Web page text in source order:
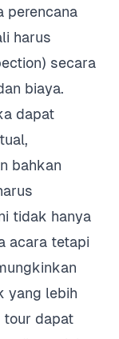
perencana
harus
secara
biaya.
dapat
bahkan
tidak hanya
acara tetapi
yang lebih
tour dapat